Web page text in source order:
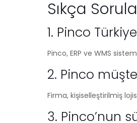
Sıkça
1. Pinco
Pinco, ERP ve WMS
2. Pinco
Firma, kişiselleştirilmiş
3. Pinco’nun